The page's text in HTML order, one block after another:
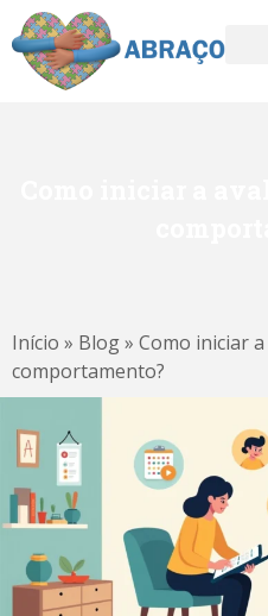
Início » Blog» Como iniciar
comportamento?